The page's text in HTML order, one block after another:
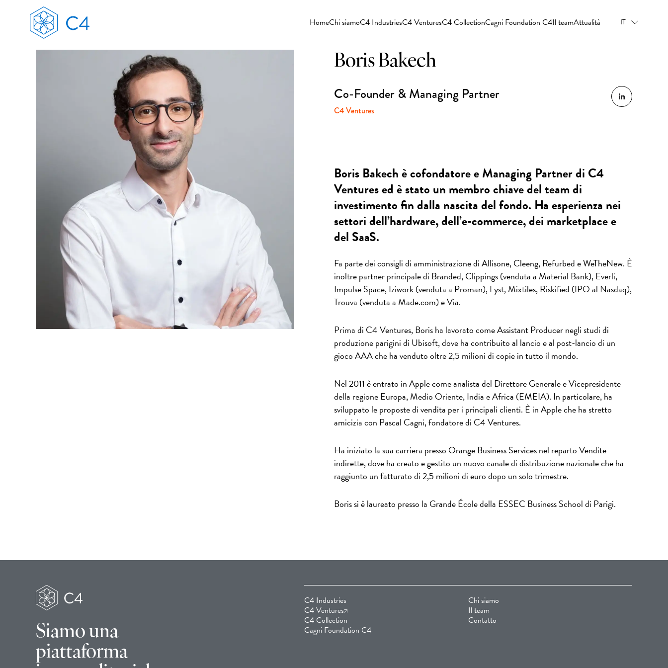
HomeChi siamoC4 IndustriesC4 VenturesC4 CollectionCagni Foundation C4Il teamAttualità IT
Boris Bakech
Co-Founder & Managing Partner
C4 Ventures
Boris Bakech è cofondatore e Managing Partner di C4
Ventures ed è stato un membro chiave del team di
investimento fin dalla nascita del fondo. Ha esperienza nei
settori dell’hardware, dell’e-commerce, dei marketplace e
del SaaS.
Fa parte dei consigli di amministrazione di Allisone, Cleeng, Refurbed e WeTheNew. È
inoltre partner principale di Branded, Clippings (venduta a Material Bank), Everli,
Impulse Space, Iziwork (venduta a Proman), Lyst, Mixtiles, Riskified (IPO al Nasdaq),
Trouva (venduta a Made.com) e Via.
Prima di C4 Ventures, Boris ha lavorato come Assistant Producer negli studi di
produzione parigini di Ubisoft, dove ha contribuito al lancio e al post-lancio di un
gioco AAA che ha venduto oltre 2,5 milioni di copie in tutto il mondo.
Nel 2011 è entrato in Apple come analista del Direttore Generale e Vicepresidente
della regione Europa, Medio Oriente, India e Africa (EMEIA). In particolare, ha
sviluppato le proposte di vendita per i principali clienti. È in Apple che ha stretto
amicizia con Pascal Cagni, fondatore di C4 Ventures.
Ha iniziato la sua carriera presso Orange Business Services nel reparto Vendite
indirette, dove ha creato e gestito un nuovo canale di distribuzione nazionale che ha
raggiunto un fatturato di 2,5 milioni di euro dopo un solo trimestre.
Boris si è laureato presso la Grande École della ESSEC Business School di Parigi.
Siamo una
piattaforma
C4 Industries
C4 Ventures
C4 Collection
Cagni Foundation C4
Chi siamo
Il team
Contatto